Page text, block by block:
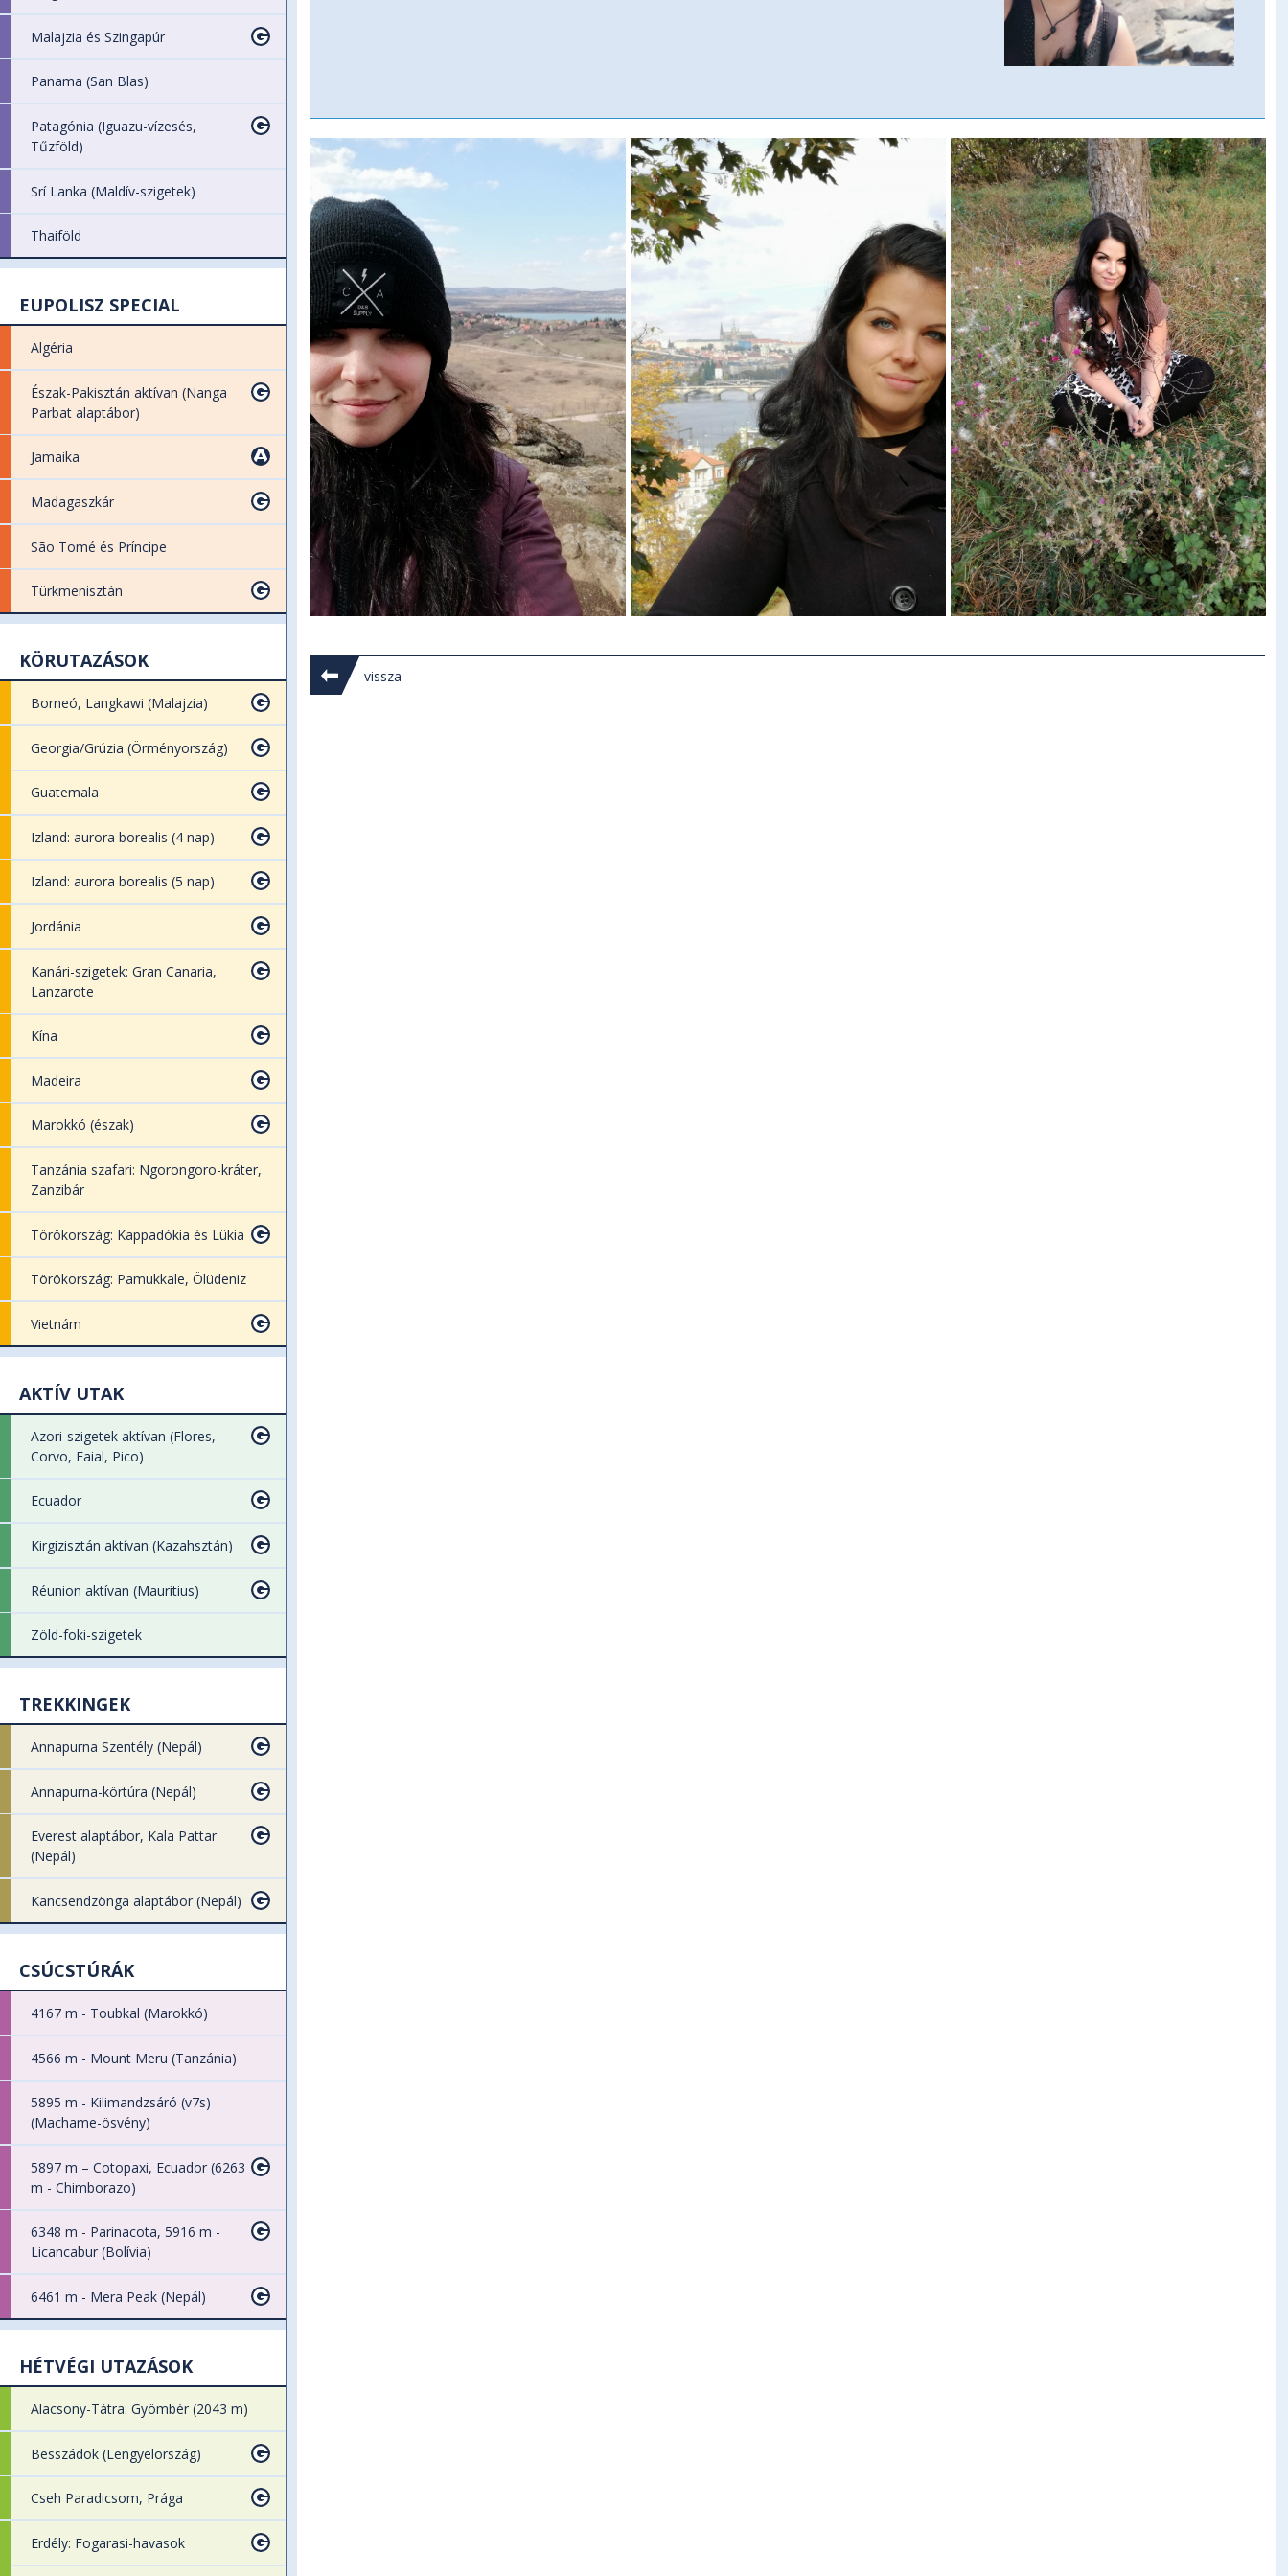
Malajzia és Szingapúr
Panama (San Blas)
Patagónia (Iguazu-vízesés,
Tűzföld)
Srí Lanka (Maldív-szigetek)
Thaiföld
EUPOLISZ SPECIAL
Algéria
Észak-Pakisztán aktívan (Nanga
Parbat alaptábor)
Jamaika
Madagaszkár
São Tomé és Príncipe
Türkmenisztán
KÖRUTAZÁSOK
Borneó, Langkawi (Malajzia)
Georgia/Grúzia (Örményország)
Guatemala
Izland: aurora borealis (4 nap)
Izland: aurora borealis (5 nap)
Jordánia
Kanári-szigetek: Gran Canaria,
Lanzarote
Kína
Madeira
Marokkó (észak)
Tanzánia szafari: Ngorongoro-kráter,
Zanzibár
Törökország: Kappadókia és Lükia
Törökország: Pamukkale, Ölüdeniz
Vietnám
AKTÍV UTAK
Azori-szigetek aktívan (Flores,
Corvo, Faial, Pico)
Ecuador
Kirgizisztán aktívan (Kazahsztán)
Réunion aktívan (Mauritius)
Zöld-foki-szigetek
TREKKINGEK
Annapurna Szentély (Nepál)
Annapurna-körtúra (Nepál)
Everest alaptábor, Kala Pattar
(Nepál)
Kancsendzönga alaptábor (Nepál)
CSÚCSTÚRÁK
4167 m - Toubkal (Marokkó)
4566 m - Mount Meru (Tanzánia)
5895 m - Kilimandzsáró (v7s)
(Machame-ösvény)
5897 m – Cotopaxi, Ecuador (6263
m - Chimborazo)
6348 m - Parinacota, 5916 m -
Licancabur (Bolívia)
6461 m - Mera Peak (Nepál)
HÉTVÉGI UTAZÁSOK
Alacsony-Tátra: Gyömbér (2043 m)
Besszádok (Lengyelország)
Cseh Paradicsom, Prága
Erdély: Fogarasi-havasok
vissza